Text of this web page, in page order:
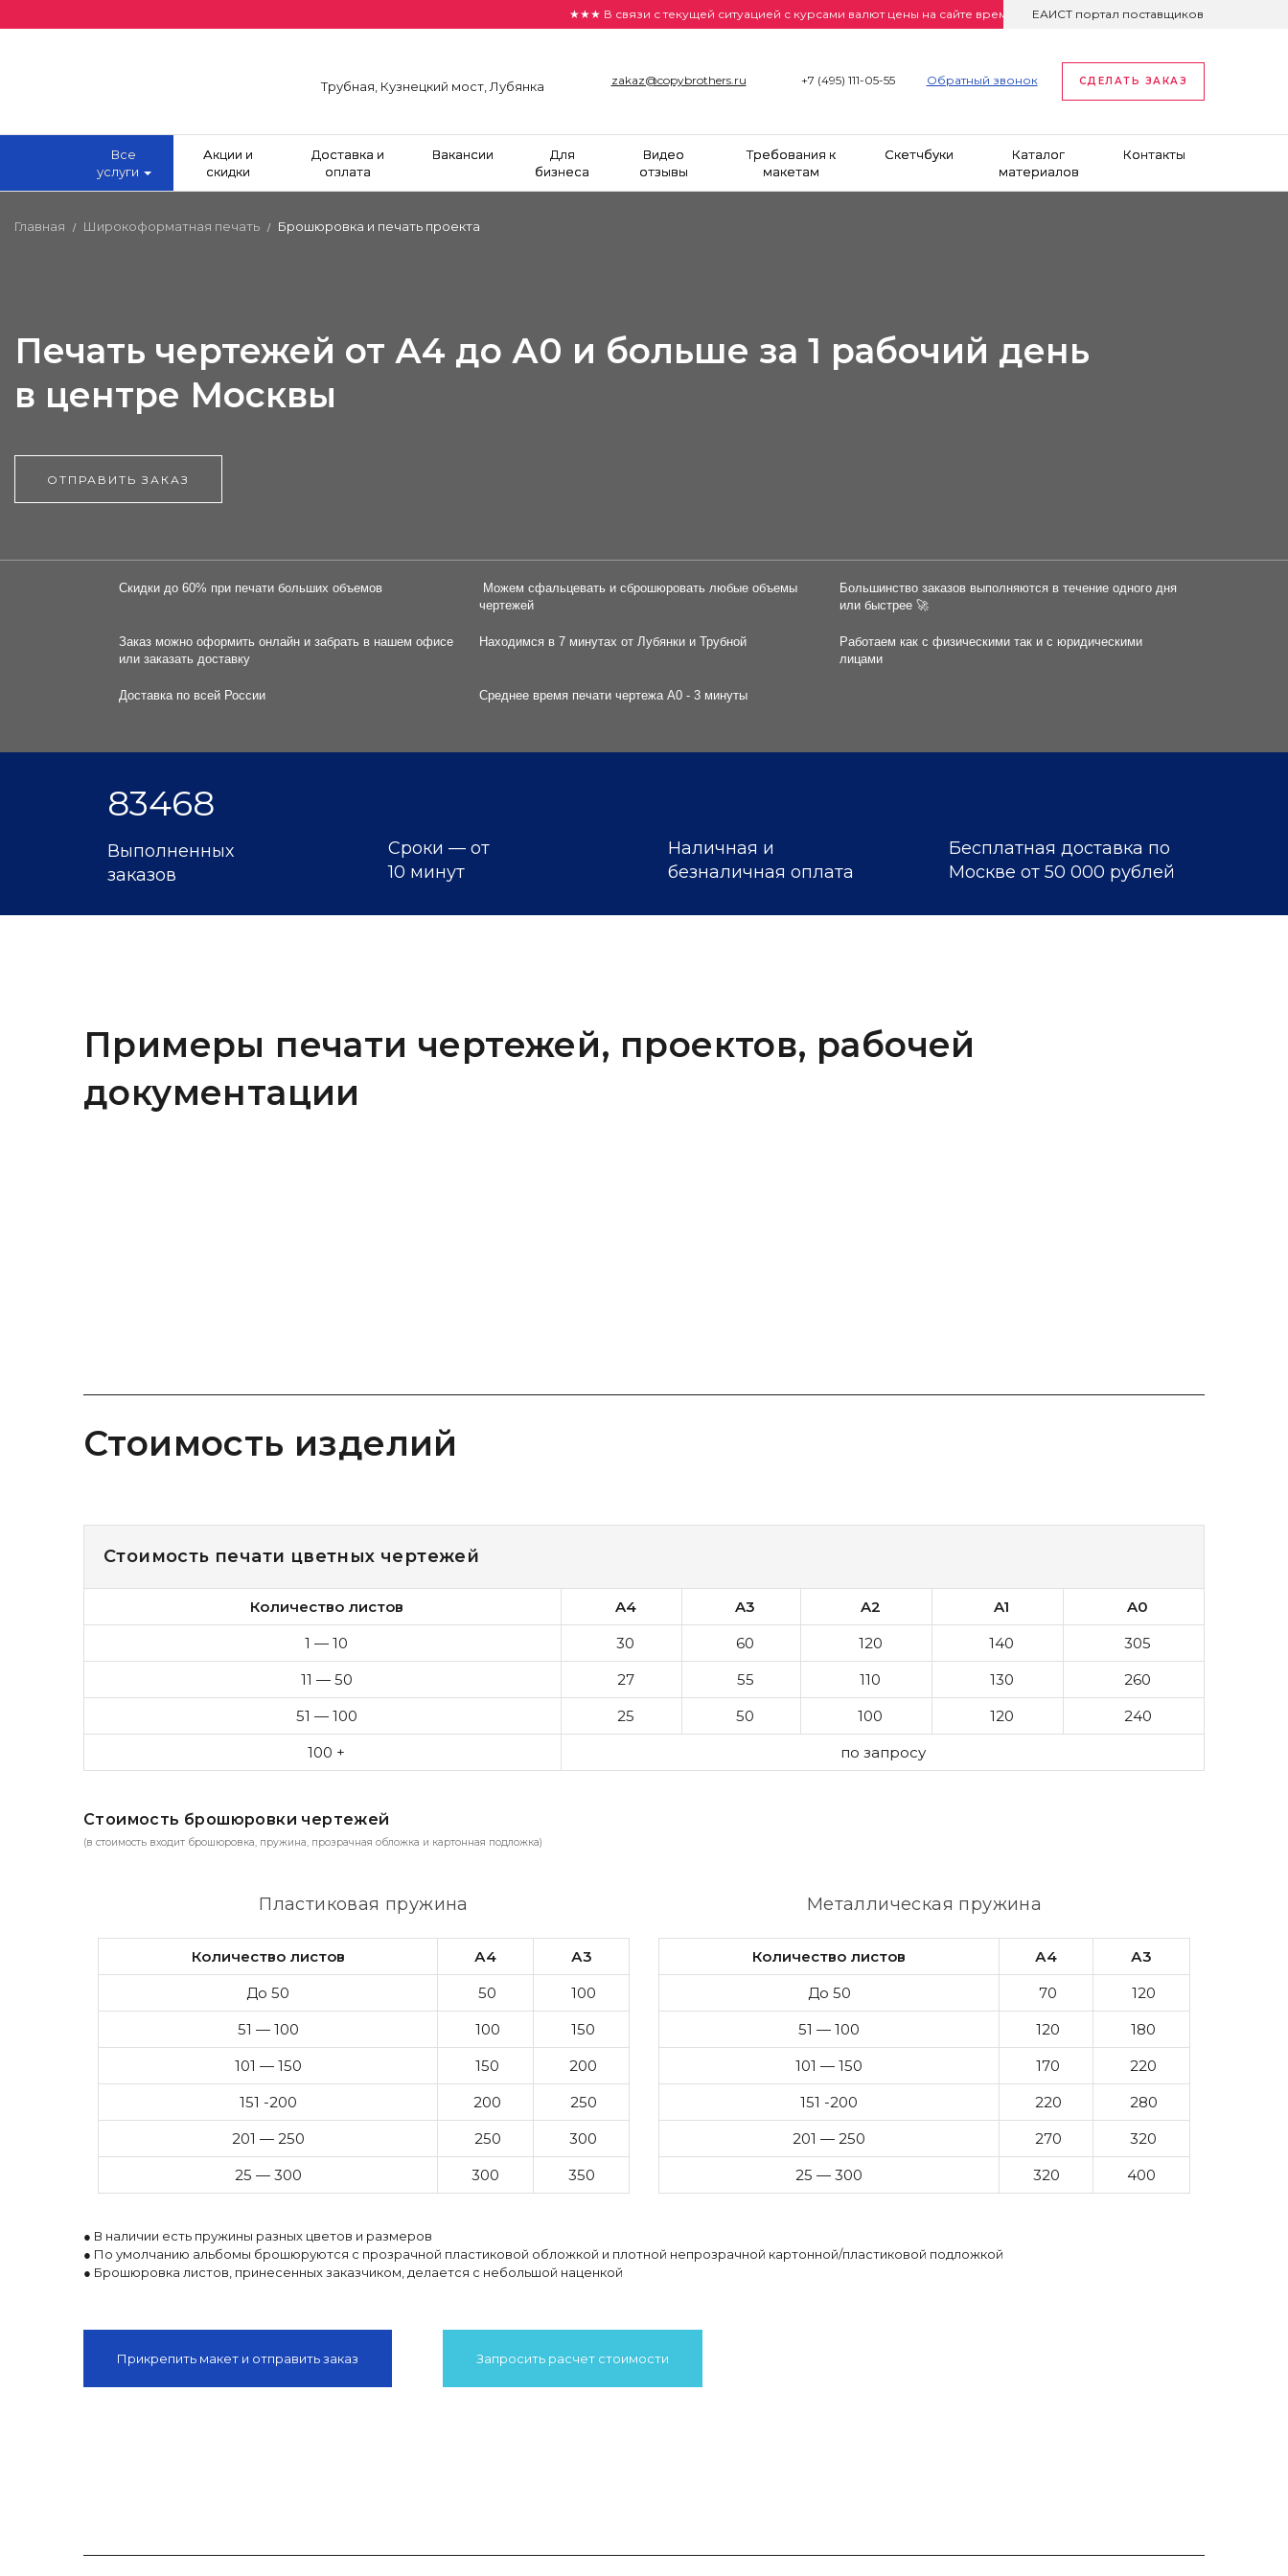
★★★ В связи с текущей ситуацией с курсами валют цены на сайте временно неактуальны. Просим уточнять цены по
ЕАИСТ портал поставщиков
Трубная, Кузнецкий мост, Лубянка zakaz@copybrothers.ru +7 (495) 111-05-55 Обратный звонок СДЕЛАТЬ ЗАКАЗ
Все
услуги
Акции и
скидки
Доставка и
оплата
Вакансии
Для
бизнеса
Видео
отзывы
Требования к
макетам
Скетчбуки
Каталог
материалов
Контакты
Главная / Широкоформатная печать / Брошюровка и печать проекта
Печать чертежей от А4 до А0 и больше за 1 рабочий день
в центре Москвы
ОТПРАВИТЬ ЗАКАЗ
Скидки до 60% при печати больших объемов
Можем сфальцевать и сброшюровать любые объемы
чертежей
Большинство заказов выполняются в течение одного дня
или быстрее 🚀
Заказ можно оформить онлайн и забрать в нашем офисе
или заказать доставку
Находимся в 7 минутах от Лубянки и Трубной
Работаем как с физическими так и с юридическими
лицами
Доставка по всей России Среднее время печати чертежа А0 - 3 минуты
83468
Выполненных
заказов
Сроки — от
10 минут
Наличная и
безналичная оплата
Бесплатная доставка по
Москве от 50 000 рублей
Примеры печати чертежей, проектов, рабочей
документации
Стоимость изделий
Стоимость печати цветных чертежей
Количество листов A4 A3 A2 A1
A0
1 — 10
30 60 120 140
305
11 — 50
27 55 110 130
260
51 — 100
25 50 100 120
240
100 +
по запросу
Стоимость брошюровки чертежей
(в стоимость входит брошюровка, пружина, прозрачная обложка и картонная подложка)
Пластиковая пружина
Количество листов А4
А3
До 50
50
100
51 — 100
100
150
101 — 150
150
200
151 -200
200
250
201 — 250
250
300
25 — 300
300 350
Металлическая пружина
Количество листов А4
А3
До 50
70
120
51 — 100
120
180
101 — 150
170
220
151 -200
220
280
201 — 250
270
320
25 — 300
320 400
● В наличии есть пружины разных цветов и размеров
● По умолчанию альбомы брошюруются с прозрачной пластиковой обложкой и плотной непрозрачной картонной/пластиковой подложкой
● Брошюровка листов, принесенных заказчиком, делается с небольшой наценкой
Прикрепить макет и отправить заказ Запросить расчет стоимости